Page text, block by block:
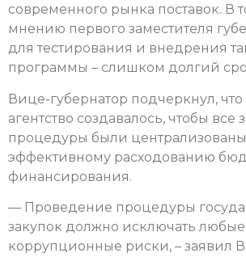
современного рынка поставок. В
мнению первого заместителя
для тестирования и внедрения
программы – слишком долгий
Вице-губернатор подчеркнул, что
агентство создавалось, чтобы все
процедуры были
эффективному расходованию
финансирования.
— Проведение процедуры
закупок должно исключать любые
коррупционные риски, – заявил